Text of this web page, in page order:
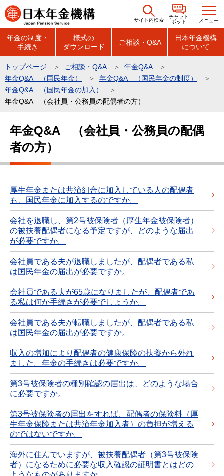
こ
の
の
先
頭
サイト内検索
チャット
ボット
メニュー
年金の制度・
手続き
様式の
ダウンロード
ご相談・Q&A
日本年金機構
について
トップページ ご相談・Q&A
年金Q&A
年金Q&A （国民年金）
年金Q&A （国民年金の制度）
年金Q&A （国民年金の加入）
年金Q&A （会社員・公務員の配偶者の方）
年金Q&A （会社員・公務員の配偶
者の方）
厚生年金または共済組合に加入している人の配偶者
も、国民年金に加入するのですか。
会社を退職し、第2号被保険者（厚生年金被保険者）
の被扶養配偶者になる予定ですが、どのような届出
が必要ですか。
会社員である夫が退職しましたが、配偶者である私
は国民年金の届出が必要ですか。
会社員である夫が65歳になりましたが、配偶者であ
る私は何か手続きが必要でしょうか。
会社員である夫が転職しましたが、配偶者である私
は国民年金の届出が必要ですか。
収入の増加により配偶者の健康保険の扶養から外れ
ました。年金の手続きは必要ですか。
第3号被保険者の種別確認の届出は、どのような場合
に必要ですか。
第3号被保険者の届出をすれば、配偶者の保険料（厚
生年金保険または共済年金加入者）の負担が増える
のではないですか。
海外に住んでいますが、被扶養配偶者（第3号被保険
者）になるために必要な収入確認の証明書とはどの